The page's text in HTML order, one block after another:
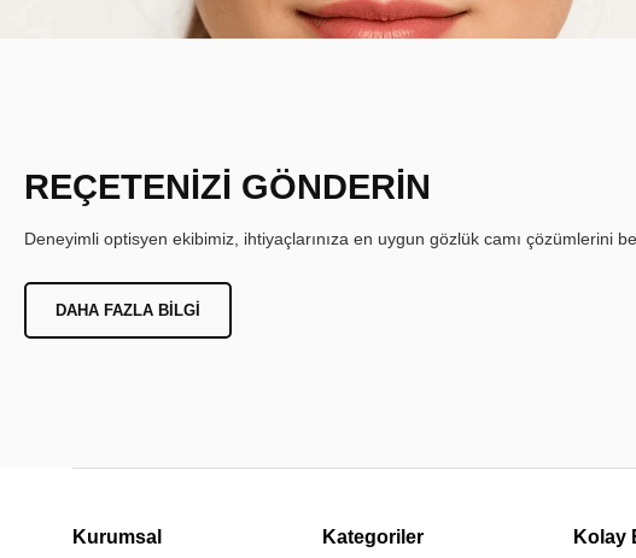
REÇETENİZİ GÖNDERİN
Deneyimli optisyen ekibimiz, ihtiyaçlarınıza en uygun gözlük camı çözümlerini
DAHA FAZLA BILGI
Kurumsal Kategoriler Kolay